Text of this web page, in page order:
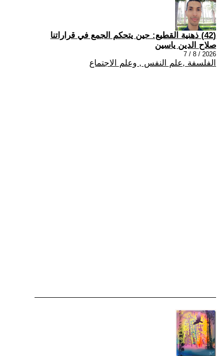
(42) ذهنية القطيع: حين يتحكم الجمع في قراراتنا
صلاح الدين ياسين
2026 / 8 / 7
الفلسفة ,علم النفس , وعلم الاجتماع